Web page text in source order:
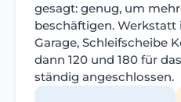
gesagt: genug, um
beschäftigen. Werkstatt
Garage, Schleifscheibe
dann 120 und 180 für
ständig angeschlossen.